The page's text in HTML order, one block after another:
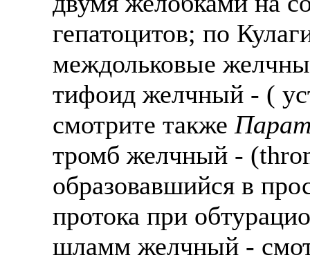
гепатоцитов; по
междольковые
тифоид желчный - (
смотрите также
тромб желчный -
образовавшийся в
протока при
шламм желчный -